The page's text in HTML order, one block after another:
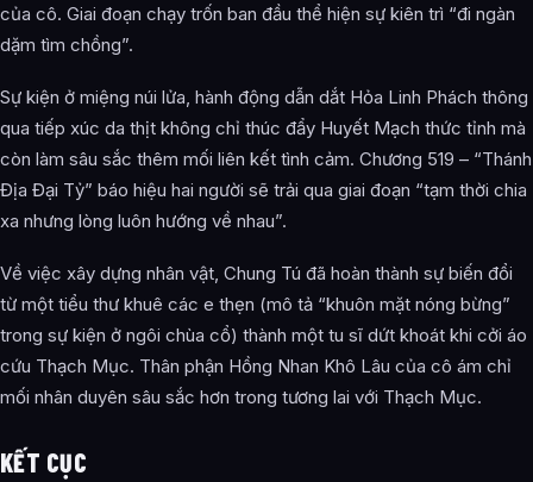
của cô. Giai đoạn chạy trốn ban đầu thể hiện sự kiên trì “đi ngàn
dặm tìm chồng”.
Sự kiện ở miệng núi lửa, hành động dẫn dắt Hỏa Linh Phách thông
qua tiếp xúc da thịt không chỉ thúc đẩy Huyết Mạch thức tỉnh mà
còn làm sâu sắc thêm mối liên kết tình cảm. Chương 519 – “Thánh
Địa Đại Tỷ” báo hiệu hai người sẽ trải qua giai đoạn “tạm thời chia
xa nhưng lòng luôn hướng về nhau”.
Về việc xây dựng nhân vật, Chung Tú đã hoàn thành sự biến đổi
từ một tiểu thư khuê các e thẹn (mô tả “khuôn mặt nóng bừng”
trong sự kiện ở ngôi chùa cổ) thành một tu sĩ dứt khoát khi cởi áo
cứu Thạch Mục. Thân phận Hồng Nhan Khô Lâu của cô ám chỉ
mối nhân duyên sâu sắc hơn trong tương lai với Thạch Mục.
KẾT CỤC